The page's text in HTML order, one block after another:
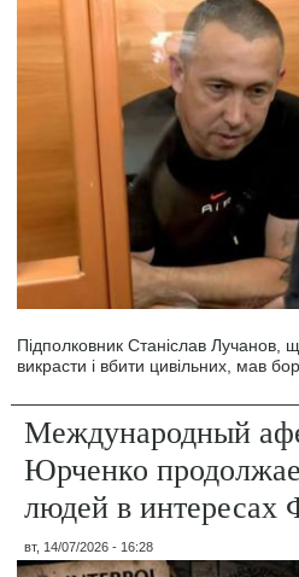
Підполковник Станіслав Лучанов,
викрасти і вбити цивільних, мав
Международный
Юрченко
людей в интересах
вт, 14/07/2026 - 16:28